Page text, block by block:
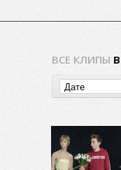
ВСЕ КЛИПЫ